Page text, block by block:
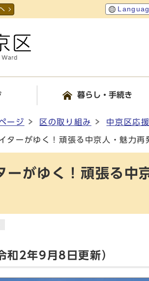
暮らし・手続き
ージ 区の取り組み 中京区応
ターがゆく！頑張る中京人・魅力再
ーがゆく！頑張る中
和2年9月8日更新）